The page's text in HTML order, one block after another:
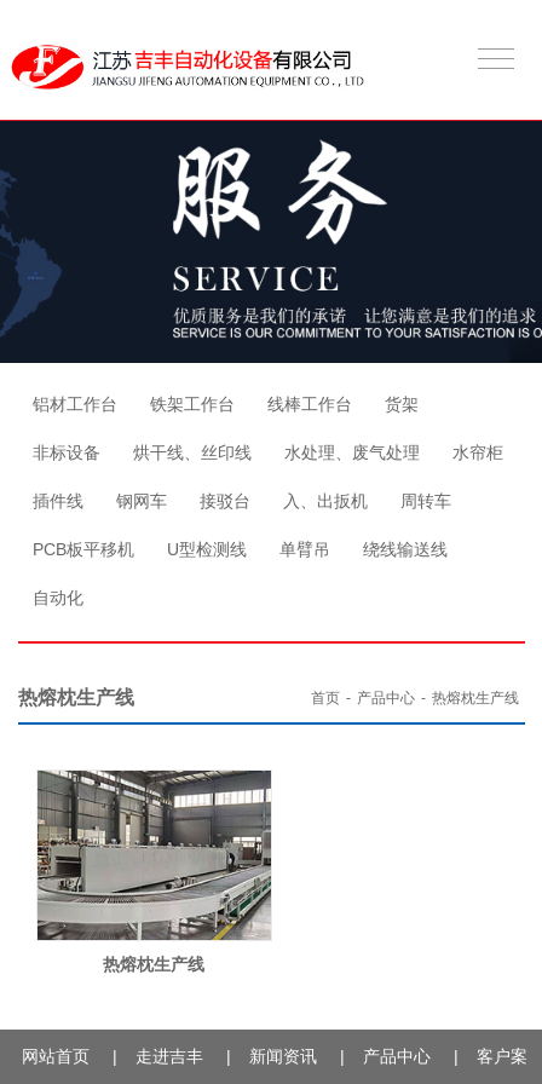
铝材工作台 铁架工作台 线棒工作台 货架
非标设备 烘干线、丝印线 水处理、废气处理 水帘柜
插件线 钢网车 接驳台 入、出扳机 周转车
PCB板平移机 U型检测线 单臂吊 绕线输送线
自动化
首页 - 产品中心 - 热熔枕生产线
热熔枕生产线
热熔枕生产线
网站首页 | 走进吉丰 | 新闻资讯 | 产品中心 | 客户案